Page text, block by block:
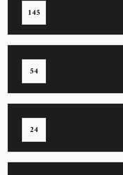
145
54
24